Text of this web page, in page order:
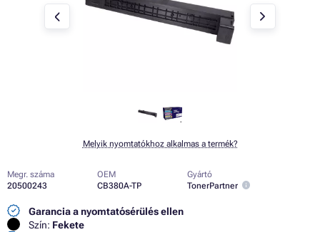
Melyik nyomtatókhoz alkalmas a termék?
Megr. száma
20500243
OEM
CB380A-TP
Gyártó
TonerPartner
Garancia a nyomtatósérülés ellen
Szín: Fekete